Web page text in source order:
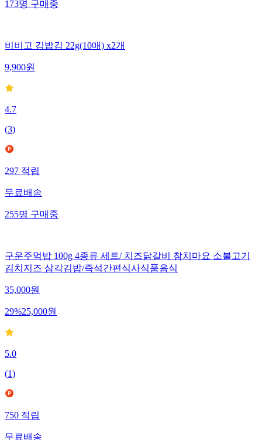
173명구매중
비비고 김밥김 22g(10매) x2개
9,900원
4.7
(3)
297적립
무료배송
255명구매중
구운주먹밥 100g 4종류 세트/ 치즈닭갈비 참치마요 소불고기
김치지즈 삼각김밥/즉석간편식사식품음식
35,000원
29%25,000원
5.0
(1)
750적립